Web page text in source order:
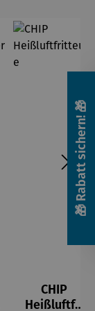
CHIP
Heißluftfri
🎁 Rabatt sichern! 🎁